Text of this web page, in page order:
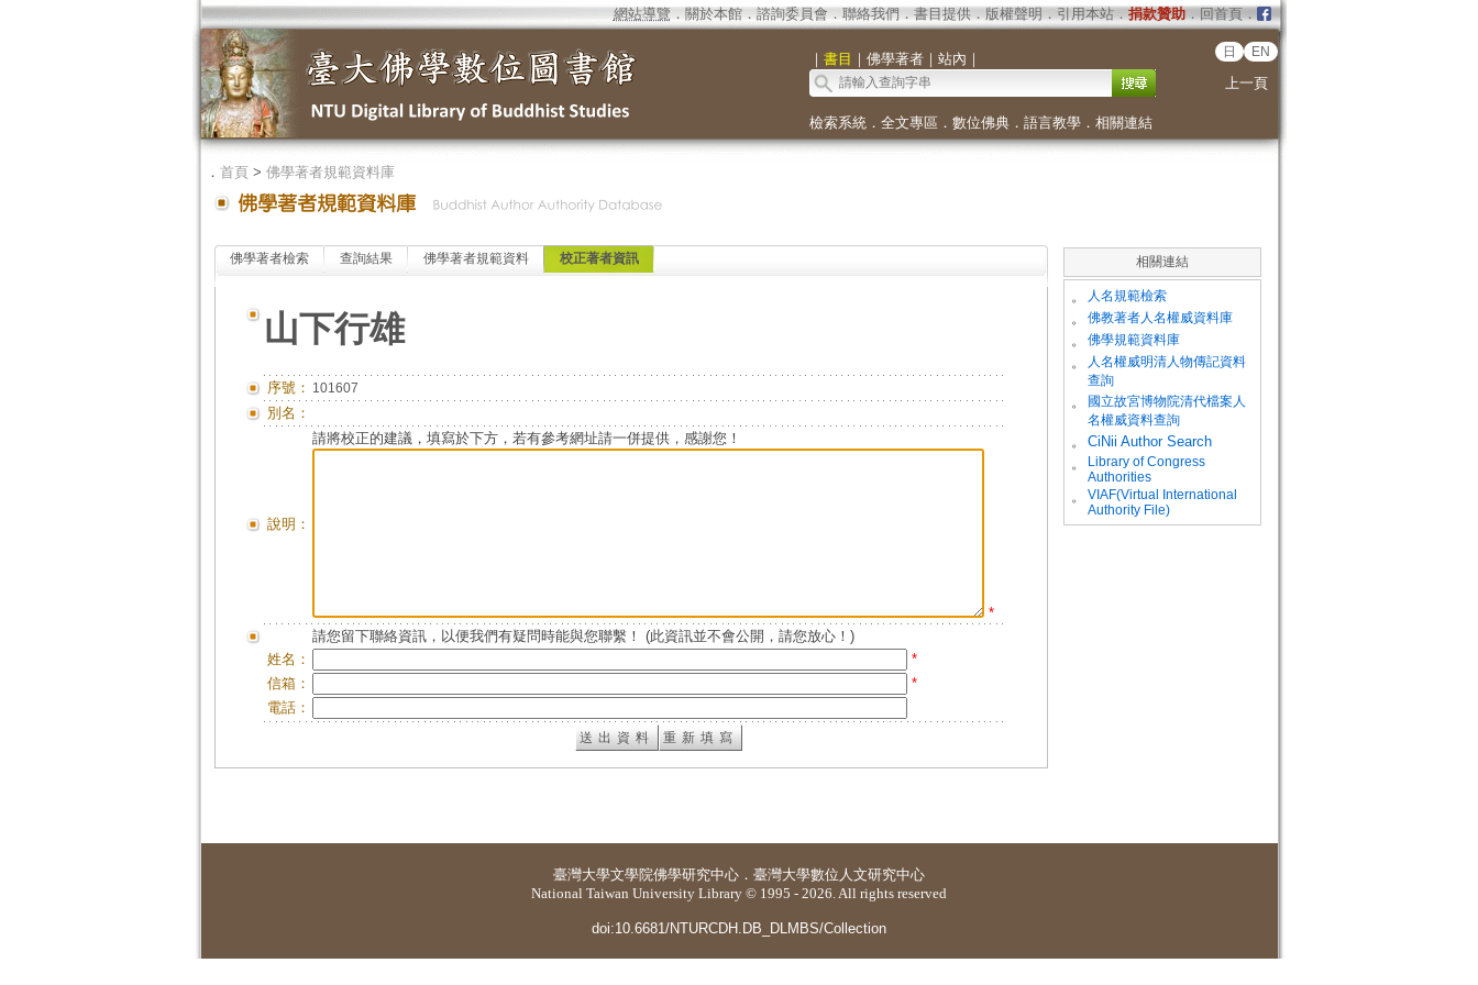
網站導覽 ． 關於本館． 諮詢委員會． 聯絡我們 ． 書目提供． 版權聲明 ． 引用本站． 捐款贊助．回首頁．
｜ 書目 ｜ 佛學著者｜ 站內 ｜ 日 EN
上一頁
檢索系統． 全文專區 ． 數位佛典． 語言教學． 相關連結
． 首頁> 佛學著者規範資料庫
佛學著者檢索 查詢結果 佛學著者規範資料 校正著者資訊
山下行雄
序號： 101607
別名：
說明：
請將校正的建議，填寫於下方，若有參考網址請一併提供，感謝您！
*
請您留下聯絡資訊，以便我們有疑問時能與您聯繫！ (此資訊並不會公開，請您放心！)
姓名：
*
信箱：
*
電話：
相關連結
。 人名規範檢索
。 佛教著者人名權威資料庫
。 佛學規範資料庫
。
人名權威明清人物傳記資料
查詢
。
國立故宮博物院清代檔案人
名權威資料查詢
。
CiNii Author Search
。
Library of Congress
Authorities
。
VIAF(Virtual International
Authority File)
臺灣大學文學院佛學研究中心 ． 臺灣大學數位人文研究中心
National Taiwan University Library © 1995 - 2026. All rights reserved
doi:10.6681/NTURCDH.DB_DLMBS/Collection